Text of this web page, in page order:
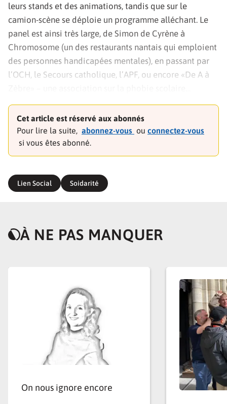
leurs stands et des animations, tandis que sur le
camion-scène se déploie un programme alléchant. Le
panel est ainsi très large, de Simon de Cyrène à
Chromosome (un des restaurants nantais qui emploient
des personnes handicapées mentales), en passant par
l’OCH, le Secours catholique, l’APF, ou encore «De A à
Intelligemment, les stands associatifs ne sont pas
regroupés par type de fragilité, mais par le type de
«force» qui se dégagede leur engagement: ainsi le pôle
«vivre ensemble» rassemble l’Arche, Lazare, etc; tandis
que le pôle «Ecoute et partage» réunit notamment
de Voix, ou Jamalv (bénévolat en soins palliatifs).
Repoussé plusieurs fois pour cause de confinements, le
parti du colloque Fragilités interdites, organisé à
Nantes par l’Arche en 2013, raconte Anne Cronier,
proche de l’OCH et membre du noyau de pilotage de
l’événement. Dans la foulée, en 2015, a lieu avec les
associations participantes une «Rencontre fragilité
partage» qui rassemble 500 personnes.» Mais les
organisateurs veulent aller plus loin en fédérant les
acteurs locaux de la solidarité bien au-delà du
handicap, et au-delà du monde chrétien. «Comment
Cet article est réservé aux abonnés
Pour lire la suite, abonnez-vous ou connectez-vous
si vous êtes abonné.
Lien Social Soidarité
À NE PAS MANQUER
On nous ignore encore